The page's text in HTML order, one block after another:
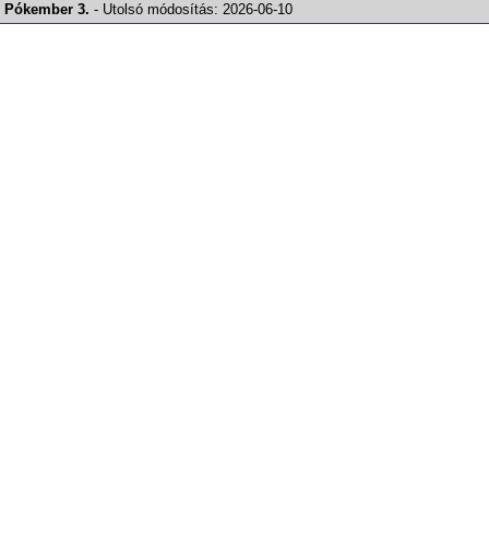
Pókember 3. - Utolsó módosítás:2026-06-10